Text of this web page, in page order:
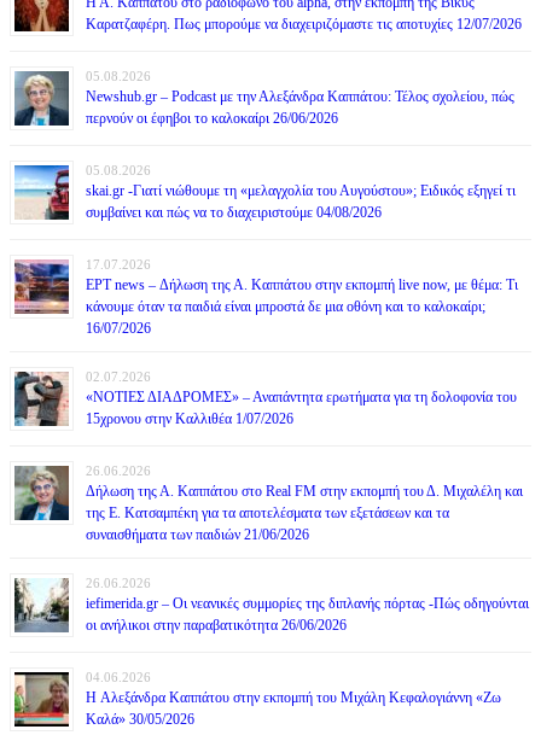
Καρατζαφέρη. Πως μπορούμε να διαχειριζόμαστε τις αποτυχίες 12/07/2026
05.08.2026
Newshub.gr – Podcast με την Αλεξάνδρα Καππάτου: Τέλος σχολείου, πώς
περνούν οι έφηβοι το καλοκαίρι 26/06/2026
05.08.2026
skai.gr -Γιατί νιώθουμε τη «μελαγχολία του Αυγούστου»; Ειδικός εξηγεί τι
συμβαίνει και πώς να το διαχειριστούμε 04/08/2026
17.07.2026
ΕΡΤ news – Δήλωση της Α. Καππάτου στην εκπομπή live now, με θέμα: Τι
κάνουμε όταν τα παιδιά είναι μπροστά δε μια οθόνη και το καλοκαίρι;
16/07/2026
02.07.2026
«ΝΟΤΙΕΣ ΔΙΑΔΡΟΜΕΣ» – Αναπάντητα ερωτήματα για τη δολοφονία του
15χρονου στην Καλλιθέα 1/07/2026
26.06.2026
Δήλωση της Α. Καππάτου στο Real FM στην εκπομπή του Δ. Μιχαλέλη και
της Ε. Κατσαμπέκη για τα αποτελέσματα των εξετάσεων και τα
συναισθήματα των παιδιών 21/06/2026
26.06.2026
iefimerida.gr – Οι νεανικές συμμορίες της διπλανής πόρτας -Πώς οδηγούνται
οι ανήλικοι στην παραβατικότητα 26/06/2026
04.06.2026
H Αλεξάνδρα Καππάτου στην εκπομπή του Μιχάλη Κεφαλογιάννη «Ζω
Καλά» 30/05/2026